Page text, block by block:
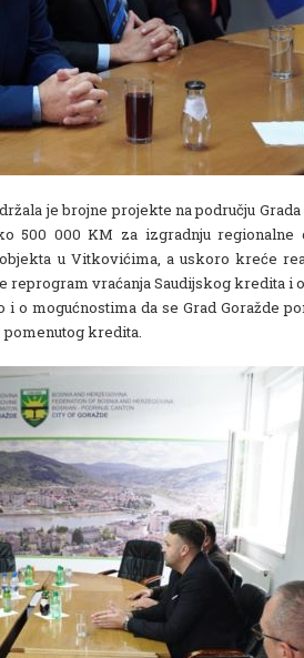
je brojne projekte na području
500 000 KM za izgradnju regionalne
u Vitkovićima, a uskoro kreće
reprogram vraćanja Saudijskog kredita i
i o mogućnostima da se Grad Goražde
pomenutog kredita.